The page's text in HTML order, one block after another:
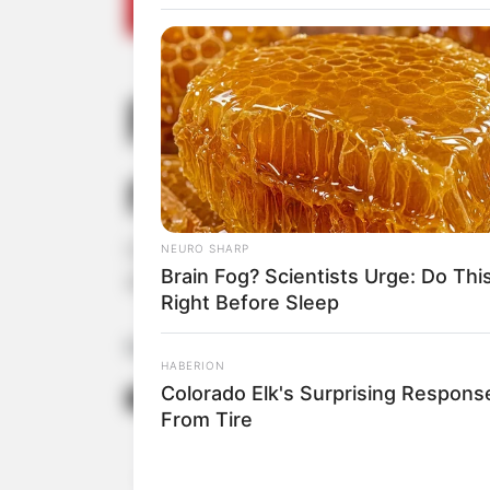
Polícia Civil
roubo de R$
Os R$ 12 mil eram destinados ao
ameaça, subtraiu todo o valor e
ROUBO A MÃO ARMADA 14/09/2023 Foto:
NEURO SHARP
Brain Fog? Scientists Urge: Do
Right Before Sleep
HABERION
Colorado Elk's Surprising
From Tire